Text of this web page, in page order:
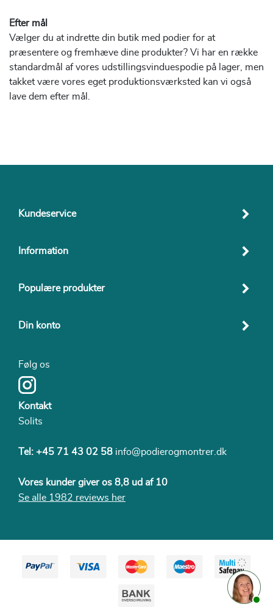
Efter mål
Vælger du at indrette din butik med podier for at
præsentere og fremhæve dine produkter? Vi har en række
standardmål af vores udstillingsvinduespodie på lager, men
takket være vores eget produktionsværksted kan vi også
lave dem efter mål.
Kundeservice
Information
Populære produkter
Din konto
Følg os
Kontakt
Solits
Tel: +45 71 43 02 58 info@podierogmontrer.dk
Vores kunder giver os 8,8 ud af 10
Se alle 1982 reviews her